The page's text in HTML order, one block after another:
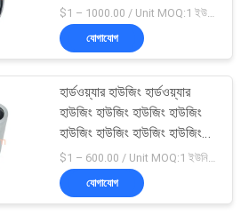
এইচটিএক্সএল 85939001 এর
জন্য ক্র্যাঙ্কশ্যাফ্ট সমাবেশ
যোগাযোগ
হার্ডওয়্যার হাউজিং হার্ডওয়্যার
হাউজিং হাউজিং হাউজিং হাউজিং
হাউজিং হাউজিং হাউজিং হাউজিং
হাউজিং হাউজিং হাউজিং হাউজিং
হাউজিং হাউজিং হাউজিং হাউজিং
হাউজিং হাউজিং হাউজিং হাউজিং
যোগাযোগ